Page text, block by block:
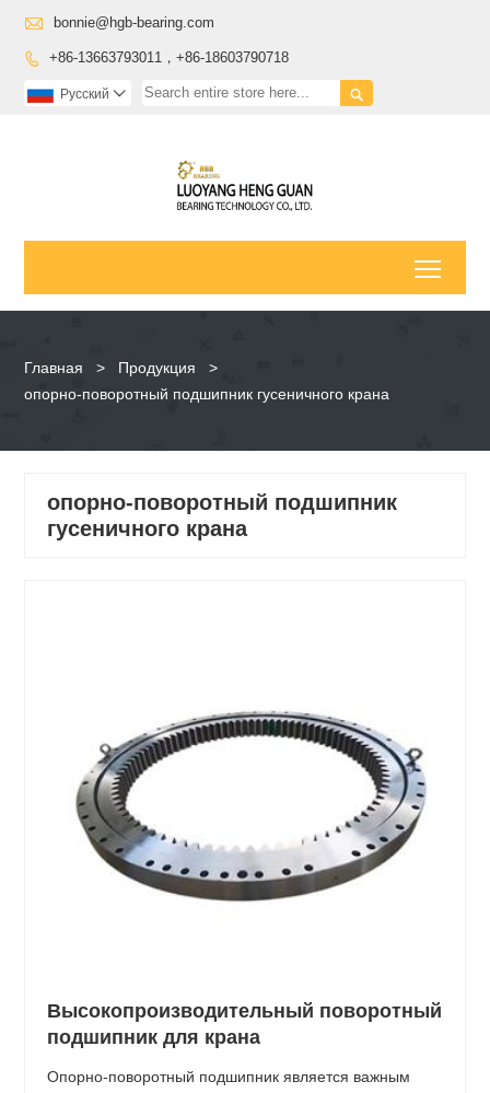
 bonnie@hgb-bearing.com
 +86-13663793011，+86-18603790718

Pусский 
Главная > Продукция
>
опорно-поворотный подшипник гусеничного крана
опорно-поворотный подшипник
гусеничного крана
Высокопроизводительный поворотный
подшипник для крана
Опорно-поворотный подшипник является важным